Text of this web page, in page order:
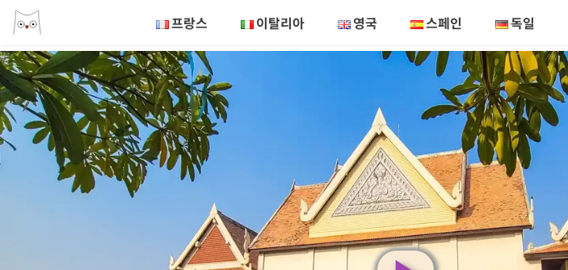
프랑스 이탈리아 영국 스페인 독일